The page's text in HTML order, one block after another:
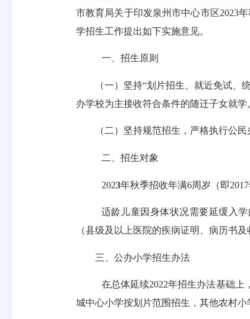
市教育局关于印发泉州市中心市区2023年
学招生工作提出如下实施意见。
一、招生原则
（一）坚持“划片招生、就近免试 、
办学校为主接收符合条件的随迁子女就
（二）坚持规范招生，严格执行公
二、招生对象
2023年秋季招收年满6周岁（即2017
适龄儿童因身体状况需要延缓入
（县级及以上医院的疾病证明、病历书
三、公办小学招生办法
在总体延续2022年招生办法基础上
城中心小学按划片范围招生，其他农村